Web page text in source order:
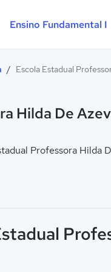
Ensino Fundamental I
/ Escola Estadual
Hilda De
Professora Hilda